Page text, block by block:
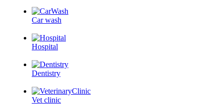
Car wash
Hospital
Dentistry
Vet clinic